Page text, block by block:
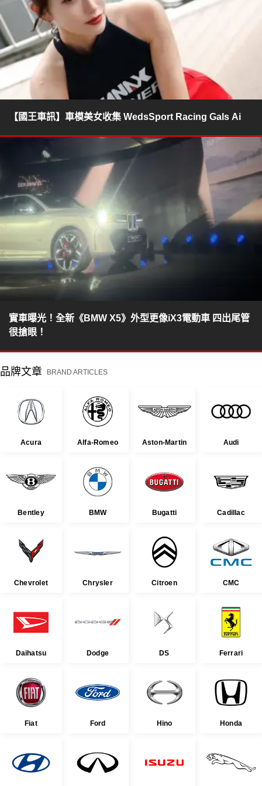
【國王車訊】車模美女收集 WedsSport Racing Gals Ai
實車曝光！全新《BMW X5》外型更像iX3電動車 四出尾管
很搶眼！
品牌文章 BRAND ARTICLES
Acura Alfa-Romeo Aston-Martin Audi
Bentley BMW Bugatti Cadillac
Chevrolet Chrysler Citroen CMC
Daihatsu Dodge DS Ferrari
Fiat Ford Hino Honda